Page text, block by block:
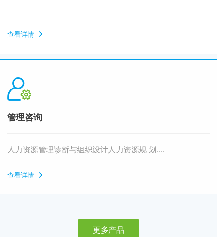
查看详情
管理咨询
人力资源管理诊断与组织设计人力资源规 划....
查看详情
更多产品